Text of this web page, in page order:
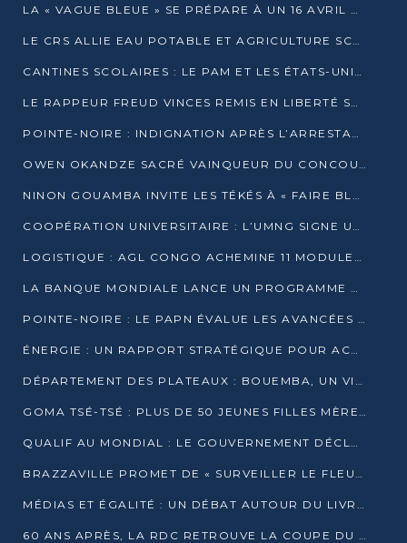
LA « VAGUE BLEUE » SE PRÉPARE À UN 16 AVRIL HISTORIQUE
LE CRS ALLIE EAU POTABLE ET AGRICULTURE SCOLAIRE AU CŒUR DE LA TRANSFORMATION DES ÉCOLES RURALES
CANTINES SCOLAIRES : LE PAM ET LES ÉTATS-UNIS AU CONTACT DES ÉCOLIERS DE KINKALA
LE RAPPEUR FREUD VINCES REMIS EN LIBERTÉ SOUS PRESSION MÉDIATIQUE
POINTE-NOIRE : INDIGNATION APRÈS L’ARRESTATION DU RAPPEUR FREUD VINCES
OWEN OKANDZE SACRÉ VAINQUEUR DU CONCOURS SLAM POUR LA VIE
NINON GOUAMBA INVITE LES TÉKÉS À « FAIRE BLOC » POUR PESER DANS LE DÉBAT NATIONAL
COOPÉRATION UNIVERSITAIRE : L’UMNG SIGNE UN ACCORD STRATÉGIQUE AVEC L’UNIVERSITÉ HAINAN EN CHINE
LOGISTIQUE : AGL CONGO ACHEMINE 11 MODULES GÉANTS JUSQU’À BRAZZAVILLE
LA BANQUE MONDIALE LANCE UN PROGRAMME DE 394 MILLIONS DE DOLLARS POUR LE BASSIN DU CONGO
POINTE-NOIRE : LE PAPN ÉVALUE LES AVANCÉES DU MÔLE EST
ÉNERGIE : UN RAPPORT STRATÉGIQUE POUR ACCÉLÉRER LA TRANSITION AU CONGO
DÉPARTEMENT DES PLATEAUX : BOUEMBA, UN VIVIER ÉCONOMIQUE PRÊT À EXPLOSER
GOMA TSÉ-TSÉ : PLUS DE 50 JEUNES FILLES MÈRES SENSIBILISÉES À LA SANTÉ SEXUELLE
QUALIF AU MONDIAL : LE GOUVERNEMENT DÉCLARE LA JOURNÉE DU 1ER AVRIL 2026 CHÔMÉE ET PAYÉE
BRAZZAVILLE PROMET DE « SURVEILLER LE FLEUVE » APRÈS LA QUALIFICATION DE LA RDC AU MONDIAL
MÉDIAS ET ÉGALITÉ : UN DÉBAT AUTOUR DU LIVRE « CES FEMMES QUI REPRENNENT LE POUVOIR SUR LEUR VIE »
60 ANS APRÈS, LA RDC RETROUVE LA COUPE DU MONDE